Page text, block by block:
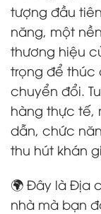
tượng đầu
năng, một
thương hiệu
trọng để thúc
chuyển đổi.
hàng thực tế,
dẫn, chức
thu hút khán
🌍 Đây là Địa
nhà mà bạn